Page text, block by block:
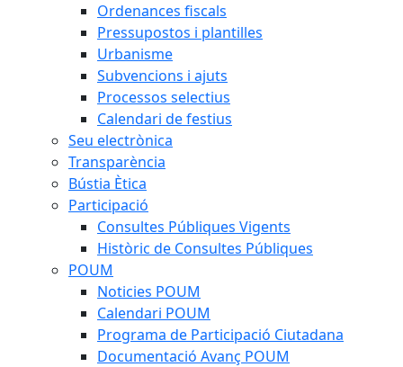
Ordenances fiscals
Pressupostos i plantilles
Urbanisme
Subvencions i ajuts
Processos selectius
Calendari de festius
Seu electrònica
Transparència
Bústia Ètica
Participació
Consultes Públiques Vigents
Històric de Consultes Públiques
POUM
Noticies POUM
Calendari POUM
Programa de Participació Ciutadana
Documentació Avanç POUM